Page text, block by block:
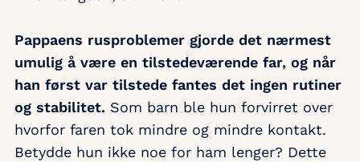
Pappaens rusproblemer gjorde det nærmest
umulig å være en tilstedeværende far, og når
han først var tilstede fantes det ingen rutiner
og stabilitet. Som barn ble hun forvirret over
hvorfor faren tok mindre og mindre kontakt.
Betydde hun ikke noe for ham lenger? Dette